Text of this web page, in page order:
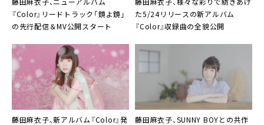
『Color』リードトラック「鏡よ鏡」
の先行配信＆MV公開スタート
た5/24リリースの新アルバム
『Color』収録曲の全貌公開
藤田麻衣子、新アルバム『Color』発
藤田麻衣子、 SUNNY BOYとの共作